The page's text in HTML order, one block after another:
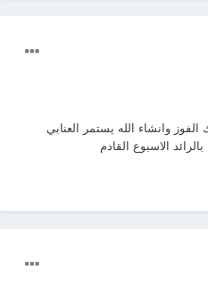
وانشاء الله يستمر العنابي
الاسبوع القادم